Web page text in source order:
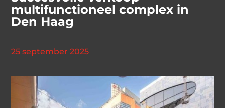
multifunctioneel complex in
Den Haag
25 september 2025